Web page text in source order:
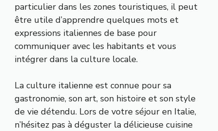
particulier dans les zones touristiques, il peut
être utile d’apprendre quelques mots et
expressions italiennes de base pour
communiquer avec les habitants et vous
intégrer dans la culture locale.
La culture italienne est connue pour sa
gastronomie, son art, son histoire et son style
de vie détendu. Lors de votre séjour en Italie,
n’hésitez pas à déguster la délicieuse cuisine